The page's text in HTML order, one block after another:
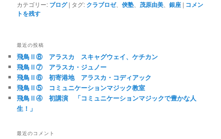
カテゴリー: ブログ | タグ: クラブロゼ、俠塾 茂原由美 、銀座 | コメン
トを残す
最近の投稿
飛鳥Ⅱ⑧ アラスカ スキャグウェイ、ケチカン
飛鳥Ⅱ⑦ アラスカ・ジュノー
飛鳥Ⅱ⑥ 初寄港地 アラスカ・コディアック
飛鳥Ⅱ⑤ コミュニケーションマジック教室
飛鳥Ⅱ④ 初講演 「コミュニケーションマジックで豊かな人
生！」
最近のコメント